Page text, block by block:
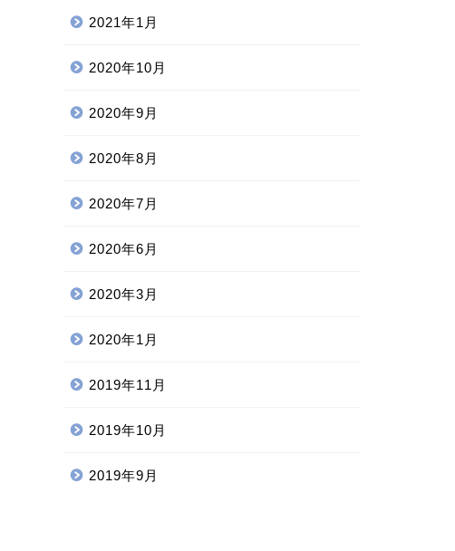
2021年1月
2020年10月
2020年9月
2020年8月
2020年7月
2020年6月
2020年3月
2020年1月
2019年11月
2019年10月
2019年9月